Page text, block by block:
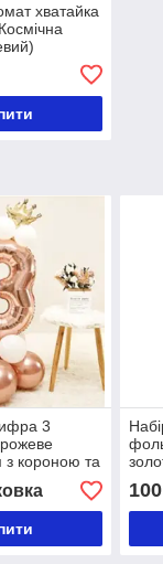
хватайка
3
з короною та
100